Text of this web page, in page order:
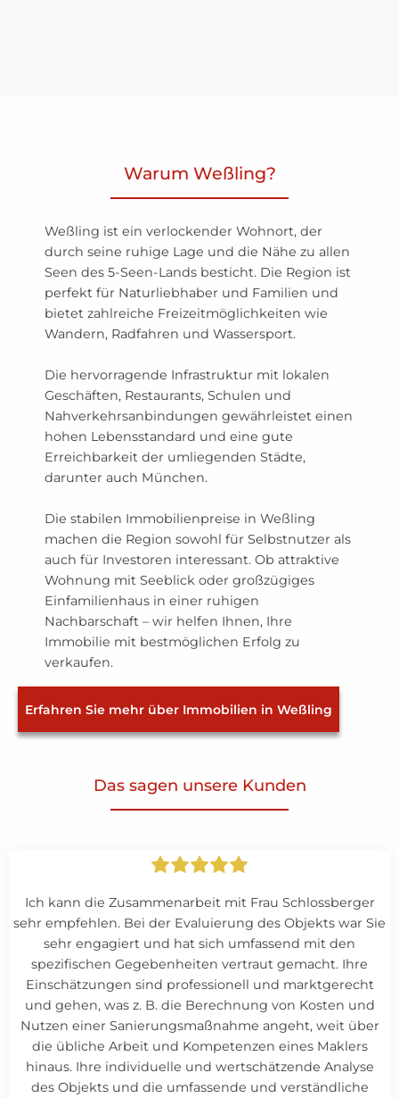
Warum Weßling?
Weßling ist ein verlockender Wohnort, der
durch seine ruhige Lage und die Nähe zu allen
Seen des 5-Seen-Lands besticht. Die Region ist
perfekt für Naturliebhaber und Familien und
bietet zahlreiche Freizeitmöglichkeiten wie
Wandern, Radfahren und Wassersport.
Die hervorragende Infrastruktur mit lokalen
Geschäften, Restaurants, Schulen und
Nahverkehrsanbindungen gewährleistet einen
hohen Lebensstandard und eine gute
Erreichbarkeit der umliegenden Städte,
darunter auch München.
Die stabilen Immobilienpreise in Weßling
machen die Region sowohl für Selbstnutzer als
auch für Investoren interessant. Ob attraktive
Wohnung mit Seeblick oder großzügiges
Einfamilienhaus in einer ruhigen
Nachbarschaft – wir helfen Ihnen, Ihre
Immobilie mit bestmöglichen Erfolg zu
verkaufen.
Erfahren Sie mehr über Immobilien in Weßling
Das sagen unsere Kunden
Ich kann die Zusammenarbeit mit Frau Schlossberger
sehr empfehlen. Bei der Evaluierung des Objekts war Sie
sehr engagiert und hat sich umfassend mit den
spezifischen Gegebenheiten vertraut gemacht. Ihre
Einschätzungen sind professionell und marktgerecht
und gehen, was z. B. die Berechnung von Kosten und
Nutzen einer Sanierungsmaßnahme angeht, weit über
die übliche Arbeit und Kompetenzen eines Maklers
hinaus. Ihre individuelle und wertschätzende Analyse
des Objekts und die umfassende und verständliche